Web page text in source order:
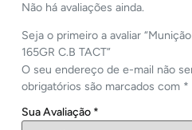
Não há avaliações ainda.
Seja o primeiro a avaliar
165GR C.B TACT”
O seu endereço de e-mail não
obrigatórios são marcados com *
Sua Avaliação *